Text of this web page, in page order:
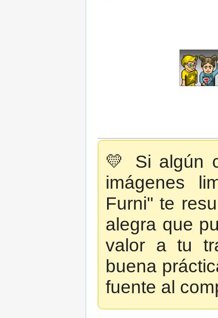
💛 Si algún
imágenes
Furni" te
alegra que
valor a tu
buena
fuente al